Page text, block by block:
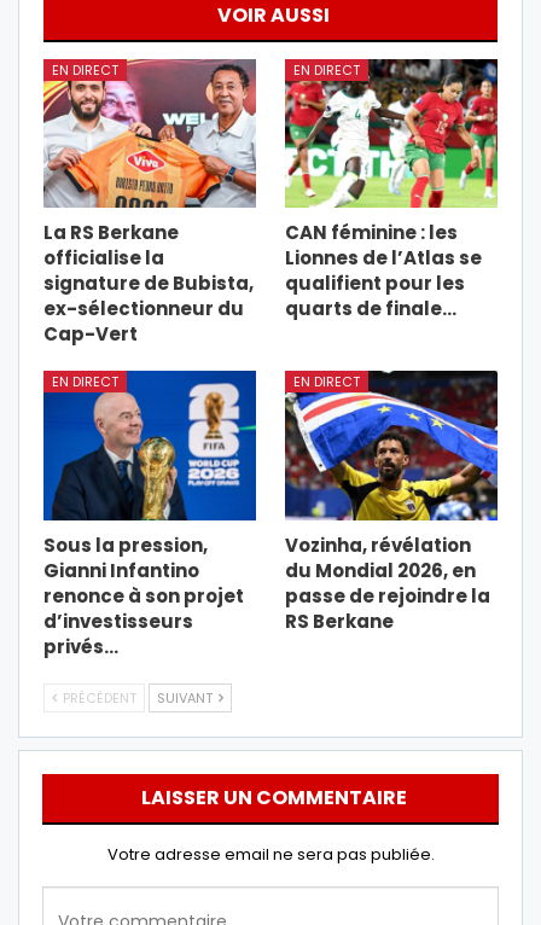
VOIR AUSSI
EN DIRECT
La RS Berkane
officialise la
signature de Bubista,
ex-sélectionneur du
Cap-Vert
EN DIRECT
CAN féminine : les
Lionnes de l’Atlas se
qualifient pour les
quarts de finale…
EN DIRECT
Sous la pression,
Gianni Infantino
renonce à son projet
d’investisseurs
privés…
EN DIRECT
Vozinha, révélation
du Mondial 2026, en
passe de rejoindre la
RS Berkane
PRÉCÉDENT SUIVANT
LAISSER UN COMMENTAIRE
Votre adresse email ne sera pas publiée.